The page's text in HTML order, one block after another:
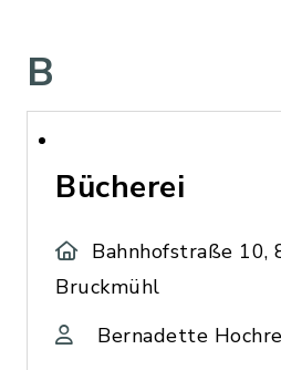
B
Bücherei
Bahnhofstraße 10,
Bruckmühl
Bernadette